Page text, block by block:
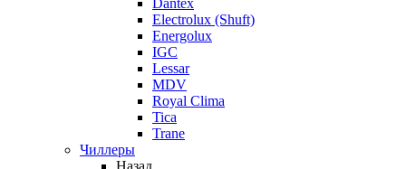
Dantex
Electrolux (Shuft)
Energolux
IGC
Lessar
MDV
Royal Clima
Tica
Trane
Чиллеры
Назад